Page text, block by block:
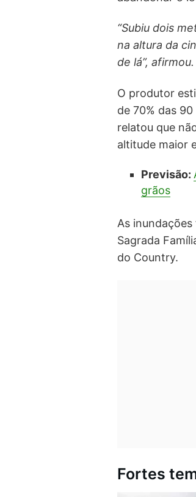
“Subiu dois
na altura da
de lá”, afirmou.
O produtor
de 70% das
relatou que
altitude maior
Previsão:
grãos
As
Sagrada
do Country.
Fortes